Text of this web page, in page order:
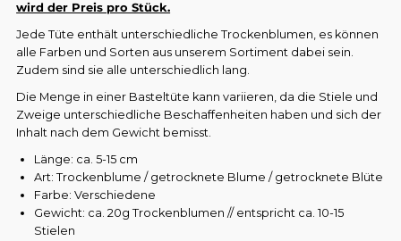
wird der Preis pro Stück.
Jede Tüte enthält unterschiedliche Trockenblumen, es können
alle Farben und Sorten aus unserem Sortiment dabei sein.
Zudem sind sie alle unterschiedlich lang.
Die Menge in einer Basteltüte kann variieren, da die Stiele und
Zweige unterschiedliche Beschaffenheiten haben und sich der
Inhalt nach dem Gewicht bemisst.
Länge: ca. 5-15 cm
Art: Trockenblume / getrocknete Blume / getrocknete Blüte
Farbe: Verschiedene
Gewicht: ca. 20g Trockenblumen // entspricht ca. 10-15
Stielen